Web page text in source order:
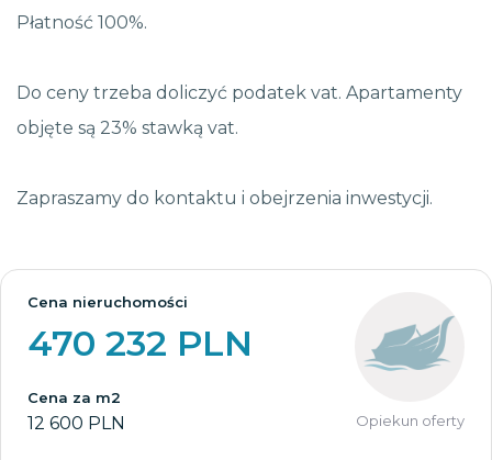
Płatność 100%.
Do ceny trzeba doliczyć podatek vat. Apartamenty
objęte są 23% stawką vat.
Zapraszamy do kontaktu i obejrzenia inwestycji.
Cena nieruchomości
470 232 PLN
Cena za m2
12 600 PLN Opiekun oferty